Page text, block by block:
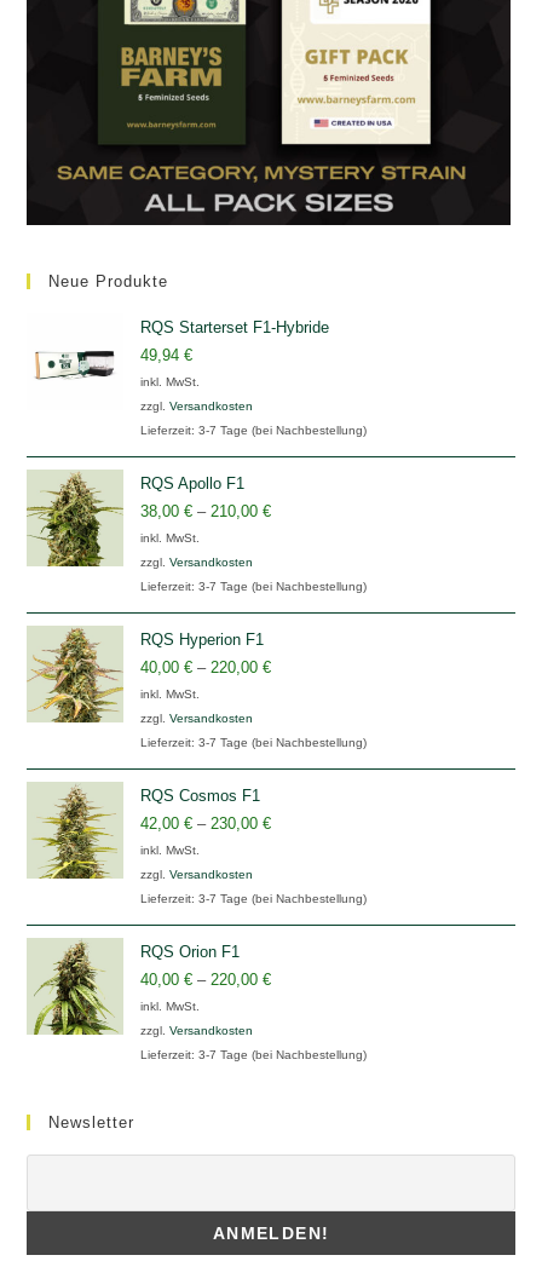
Neue Produkte
RQS Starterset F1-Hybride
49,94€
inkl. MwSt.
zzgl.Versandkosten
Lieferzeit:3-7 Tage (bei Nachbestellung)
RQS Apollo F1
38,00€ –210,00€
inkl. MwSt.
zzgl.Versandkosten
Lieferzeit:3-7 Tage (bei Nachbestellung)
RQS Hyperion F1
40,00€ –220,00€
inkl. MwSt.
zzgl.Versandkosten
Lieferzeit:3-7 Tage (bei Nachbestellung)
RQS Cosmos F1
42,00€ –230,00€
inkl. MwSt.
zzgl.Versandkosten
Lieferzeit:3-7 Tage (bei Nachbestellung)
RQS Orion F1
40,00€ –220,00€
inkl. MwSt.
zzgl.Versandkosten
Lieferzeit:3-7 Tage (bei Nachbestellung)
Newsletter